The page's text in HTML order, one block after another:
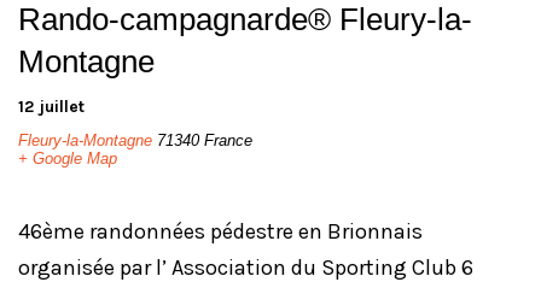
update
the
Rando-campagnarde® Fleury-la-
Montagne
12 juillet
Fleury-la-Montagne 71340 France
+ Google Map
46ème randonnées pédestre en Brionnais
organisée par l’ Association du Sporting Club 6